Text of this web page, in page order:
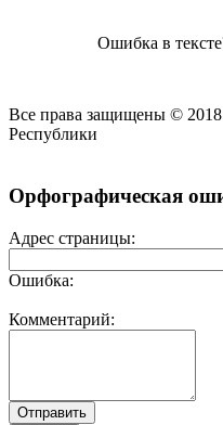
Ошибка в
Все права защищены © 2018
Республики
Орфографическая
Адрес страницы:
Ошибка:
Комментарий: